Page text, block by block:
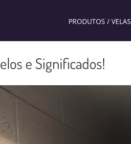
PRODUTOS / VELAS
e Significados!